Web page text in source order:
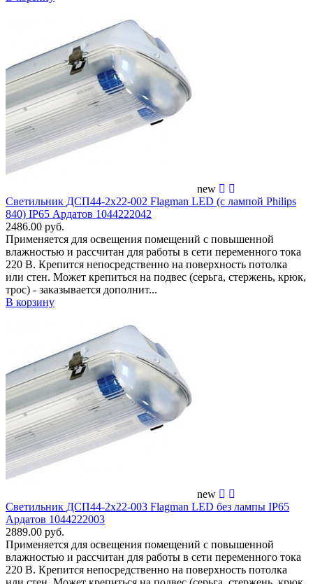
new
Светильник ДСП44-2х22-002 Flagman LED (с лампой Philips
840) IP65 Ардатов 1044222042
2486.00 руб.
Применяется для освещения помещений c повышенной
влажностью и рассчитан для работы в сети переменного тока
220 В. Крепится непосредственно на поверхность потолка
или стен. Может крепиться на подвес (серьга, стержень, крюк,
трос) - заказывается дополнит...
В корзину
new
Светильник ДСП44-2х22-003 Flagman LED без лампы IP65
Ардатов 1044222003
2889.00 руб.
Применяется для освещения помещений c повышенной
влажностью и рассчитан для работы в сети переменного тока
220 В. Крепится непосредственно на поверхность потолка